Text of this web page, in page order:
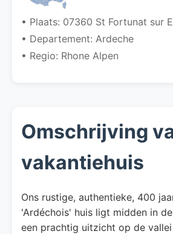
• Plaats: 07360 St Fortunat sur
• Departement: Ardeche
• Regio: Rhone Alpen
Omschrijving
vakantiehuis
Ons rustige, authentieke, 400
'Ardéchois' huis ligt midden in
een prachtig uitzicht op de